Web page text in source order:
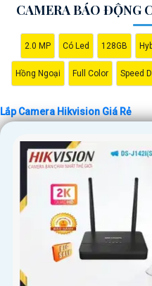
- Dễ sử dụng: Camera Hikvision
giúp bạn dễ dàng cài đặt và vận
Nơi mua Camera Hikvision giá rẻ
Nếu bạn quan tâm đến việc lắp
ngay cửa hàng chuyên cung cấp
nhân viên chuyên nghiệp, bạn sẽ
hợp với nhu cầu của mình.
Kết luận
Camera Hikvision không chỉ
nhà hoặc doanh nghiệp của bạn,
cả phải chăng và hình ảnh chất
yên tâm hơn với Camera Hikvision!
Hy vọng rằng bài viết giới thiệu
CAMERA BÁO ĐỘNG
2.0 MP Có Led 128GB
Hồng Ngoại Full Color Speed
Lắp Camera Hikvision Giá Rẻ